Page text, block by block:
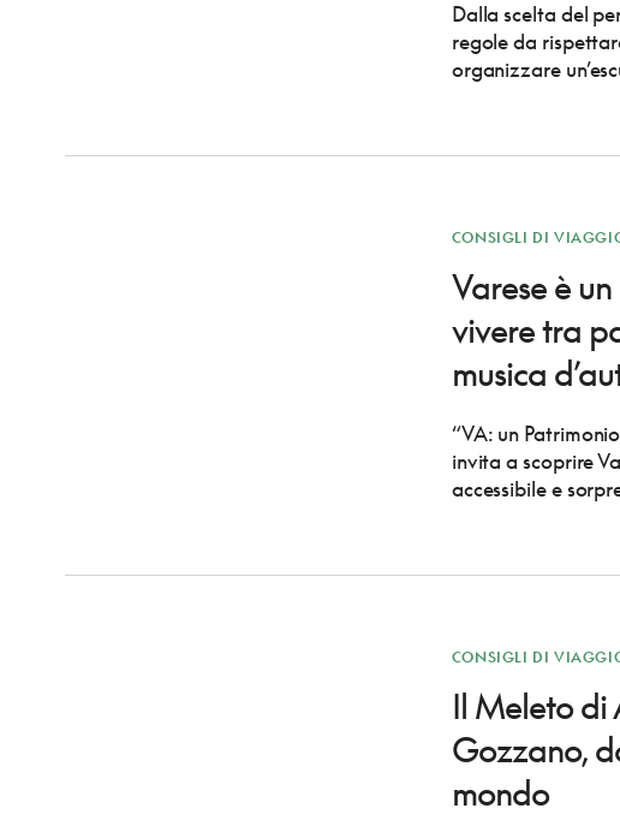
Dalla scelta del
regole da
organizzare
CONSIGLI DI
Varese è
vivere tra
musica
“VA: un
invita a scoprire
accessibile e
CONSIGLI DI
Il Meleto di
Gozzano,
mondo